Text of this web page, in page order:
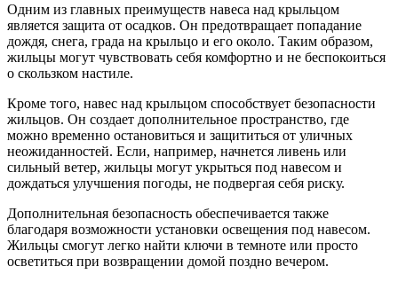
Одним из главных преимуществ навеса над крыльцом
является защита от осадков. Он предотвращает попадание
дождя, снега, града на крыльцо и его около. Таким образом,
жильцы могут чувствовать себя комфортно и не беспокоиться
о скользком настиле.
Кроме того, навес над крыльцом способствует безопасности
жильцов. Он создает дополнительное пространство, где
можно временно остановиться и защититься от уличных
неожиданностей. Если, например, начнется ливень или
сильный ветер, жильцы могут укрыться под навесом и
дождаться улучшения погоды, не подвергая себя риску.
Дополнительная безопасность обеспечивается также
благодаря возможности установки освещения под навесом.
Жильцы смогут легко найти ключи в темноте или просто
осветиться при возвращении домой поздно вечером.